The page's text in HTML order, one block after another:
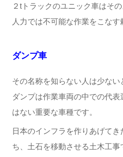
２tトラックのユニック車はそ
人力では不可能な作業をこなす
ダンプ車
その名称を知らない人は少ない
ダンプは作業車両の中での代
はない重要な車種です。
日本のインフラを作りあげてき
ち、土石を移動させる土木工事